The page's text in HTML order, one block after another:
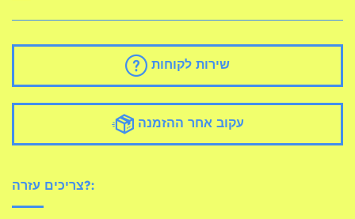
שירות לקוחות
עקוב אחר ההזמנה
צריכים עזרה?: